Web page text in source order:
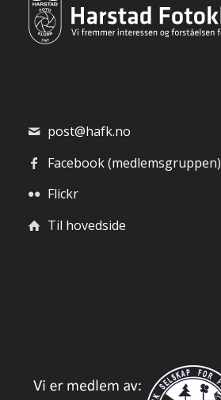
post@hafk.no
Facebook (medlemsgruppen)
Flickr
Til hovedside